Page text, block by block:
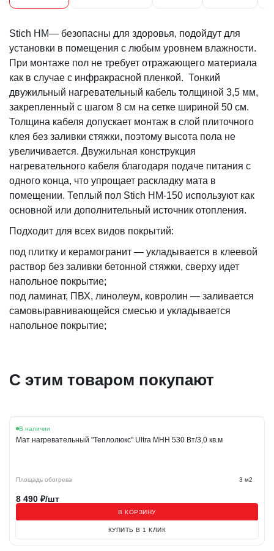
Stich HM— безопасны для здоровья, подойдут для
установки в помещения с любым уровнем влажности.
При монтаже пол не требует отражающего материала
как в случае с инфракрасной пленкой. Тонкий
двужильный нагревательный кабель толщиной 3,5 мм,
закрепленный с шагом 8 см на сетке шириной 50 см.
Толщина кабеля допускает монтаж в слой плиточного
клея без заливки стяжки, поэтому высота пола не
увеличивается. Двужильная конструкция
нагревательного кабеля благодаря подаче питания с
одного конца, что упрощает раскладку мата в
помещении. Теплый пол Stich HM-150 используют как
основной или дополнительный источник отопления.
Подходит для всех видов покрытий:
под плитку и керамогранит — укладывается в клеевой
раствор без заливки бетонной стяжки, сверху идет
напольное покрытие;
под ламинат, ПВХ, линолеум, ковролин — заливается
самовыравнивающейся смесью и укладывается
напольное покрытие;
С этим товаром покупают
В наличии
Мат нагревательный "Теплолюкс" Ultra МНН 530 Вт/3,0 кв.м
Площадь обогрева 3 м2
8 490 ₽/шт
В КОРЗИНУ
КУПИТЬ В 1 КЛИК